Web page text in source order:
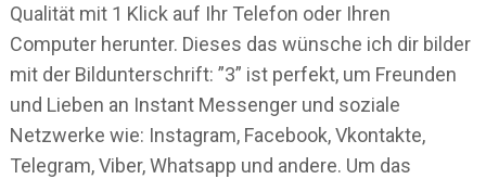
Qualität mit 1 Klick auf Ihr Telefon oder Ihren
Computer herunter. Dieses das wünsche ich dir bilder
mit der Bildunterschrift: ”3” ist perfekt, um Freunden
und Lieben an Instant Messenger und soziale
Netzwerke wie: Instagram, Facebook, Vkontakte,
Telegram, Viber, Whatsapp und andere. Um das